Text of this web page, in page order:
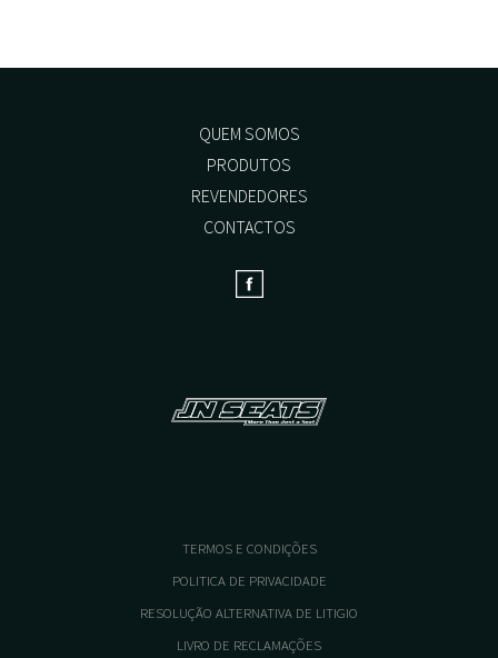
QUEM SOMOS
PRODUTOS
REVENDEDORES
CONTACTOS
TERMOS E CONDIÇÕES
POLITICA DE PRIVACIDADE
RESOLUÇÃO ALTERNATIVA DE LITIGIO
LIVRO DE RECLAMAÇÕES